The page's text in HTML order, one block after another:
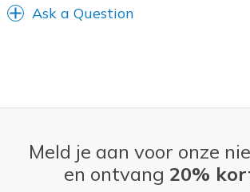
Ask a Question
Meld je aan voor onze
en ontvang 20%